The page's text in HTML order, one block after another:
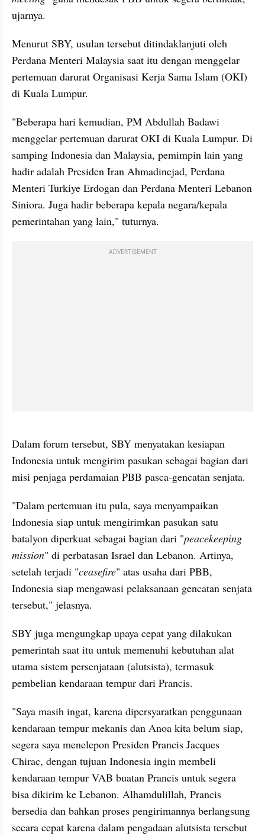
ujarnya.
Menurut SBY, usulan tersebut ditindaklanjuti oleh
Perdana Menteri Malaysia saat itu dengan menggelar
pertemuan darurat Organisasi Kerja Sama Islam (OKI)
di Kuala Lumpur.
"Beberapa hari kemudian, PM Abdullah Badawi
menggelar pertemuan darurat OKI di Kuala Lumpur. Di
samping Indonesia dan Malaysia, pemimpin lain yang
hadir adalah Presiden Iran Ahmadinejad, Perdana
Menteri Turkiye Erdogan dan Perdana Menteri Lebanon
Siniora. Juga hadir beberapa kepala negara/kepala
pemerintahan yang lain," tuturnya.
ADVERTISEMENT
Dalam forum tersebut, SBY menyatakan kesiapan
Indonesia untuk mengirim pasukan sebagai bagian dari
misi penjaga perdamaian PBB pasca-gencatan senjata.
"Dalam pertemuan itu pula, saya menyampaikan
Indonesia siap untuk mengirimkan pasukan satu
batalyon diperkuat sebagai bagian dari "peacekeeping
mission" di perbatasan Israel dan Lebanon. Artinya,
setelah terjadi "ceasefire" atas usaha dari PBB,
Indonesia siap mengawasi pelaksanaan gencatan senjata
tersebut," jelasnya.
SBY juga mengungkap upaya cepat yang dilakukan
pemerintah saat itu untuk memenuhi kebutuhan alat
utama sistem persenjataan (alutsista), termasuk
pembelian kendaraan tempur dari Prancis.
"Saya masih ingat, karena dipersyaratkan penggunaan
kendaraan tempur mekanis dan Anoa kita belum siap,
segera saya menelepon Presiden Prancis Jacques
Chirac, dengan tujuan Indonesia ingin membeli
kendaraan tempur VAB buatan Prancis untuk segera
bisa dikirim ke Lebanon. Alhamdulillah, Prancis
bersedia dan bahkan proses pengirimannya berlangsung
secara cepat karena dalam pengadaan alutsista tersebut